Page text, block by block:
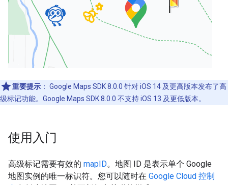
重要提示 ： Google Maps SDK 8.0.0 针对 iOS 14 及更高版本发布了高
级标记功能。Google Maps SDK 8.0.0 不支持 iOS 13 及更低版本。
使用入门
高级标记需要有效的 mapID。地图 ID 是表示单个 Google
地图实例的唯一标识符。您可以随时在 Google Cloud 控制